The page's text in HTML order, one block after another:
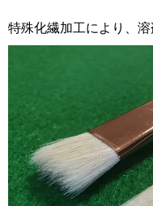
特殊化繊加工により、溶